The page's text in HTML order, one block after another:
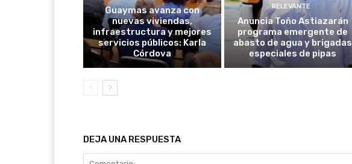
Guaymas avanza con
nuevas viviendas,
infraestructura y mejores
servicios públicos: Karla
Córdova
RELEVANTE
Anuncia Toño Astiazarán
programa emergente de
abasto de agua y brigadas
especiales de pipas
DEJA UNA RESPUESTA